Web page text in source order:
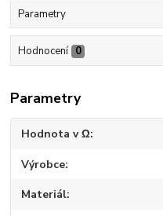
Parametry
Hodnocení 0
Parametry
Hodnota v Ω
Výrobce
Materiál